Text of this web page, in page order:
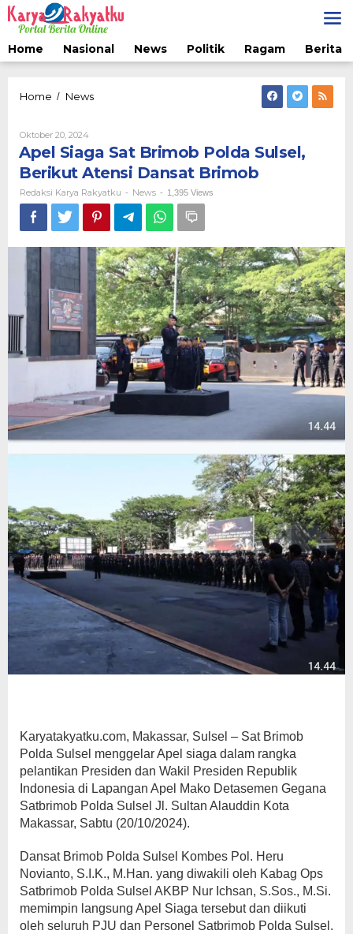
Lewati
ke
konten
Home
Nasional News Politik Ragam Berita
Home / NewsApel
Polda
Sulsel,
Berikut
Atensi
Dansat
Brimob
Oktober 20, 2024Oleh
Redaksi
Karya
Rakyatku
Apel Siaga Sat Brimob Polda Sulsel,
Berikut Atensi Dansat Brimob
Redaksi Karya Rakyatku - News - 1,395 Views
Karyatakyatku.com, Makassar, Sulsel – Sat Brimob
Polda Sulsel menggelar Apel siaga dalam rangka
pelantikan Presiden dan Wakil Presiden Republik
Indonesia di Lapangan Apel Mako Detasemen Gegana
Satbrimob Polda Sulsel Jl. Sultan Alauddin Kota
Makassar, Sabtu (20/10/2024).
Dansat Brimob Polda Sulsel Kombes Pol. Heru
Novianto, S.I.K., M.Han. yang diwakili oleh Kabag Ops
Satbrimob Polda Sulsel AKBP Nur Ichsan, S.Sos., M.Si.
memimpin langsung Apel Siaga tersebut dan diikuti
oleh seluruh PJU dan Personel Satbrimob Polda Sulsel.